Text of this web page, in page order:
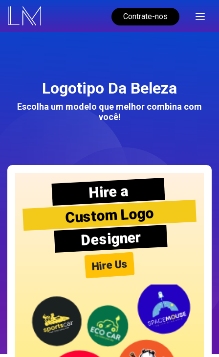
Contrate-nos
Logotipo Da Beleza
Escolha um modelo que melhor combina com
você!
Hire a
Custom Logo
Designer
Hire Us